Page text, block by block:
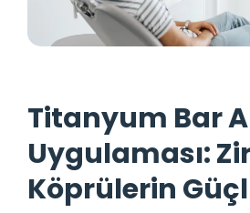
Titanyum Bar
Uygulaması:
Köprülerin